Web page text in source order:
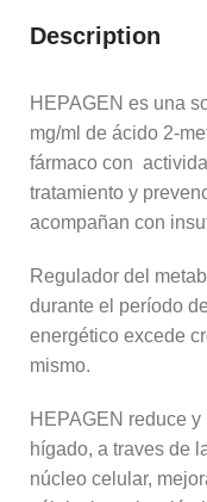
Description
HEPAGEN es una
mg/ml de ácido 2-
fármaco con
tratamiento y
acompañan con
Regulador del
durante el período
energético excede
mismo.
HEPAGEN reduce
hígado, a traves de
núcleo celular,